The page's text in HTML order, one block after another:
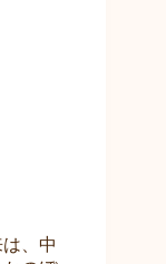
、中